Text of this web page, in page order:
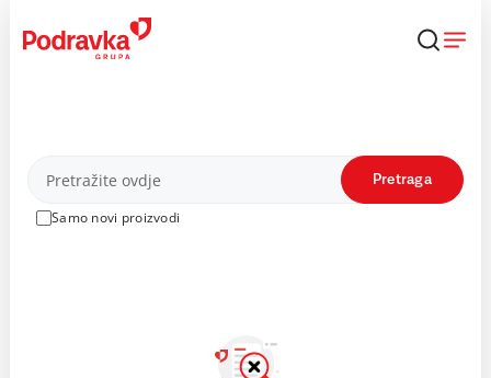
content
Proizvodi
Samo novi proizvodi
Pretraga